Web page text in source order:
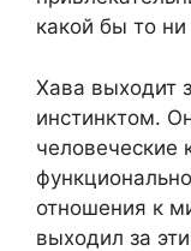
какой бы то
Хава выходит
инстинктом.
человеческие
отношения к
выходил за